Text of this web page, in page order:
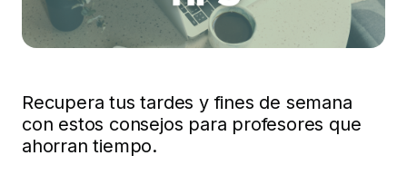
Recupera tus tardes y fines de semana
con estos consejos para profesores que
ahorran tiempo.